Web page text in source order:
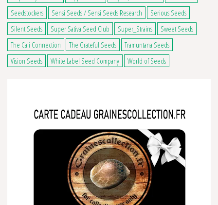
Seedstockers
Sensi Seeds / Sensi Seeds Research
Serious Seeds
Silent Seeds
Super Sativa Seed Club Super_Strains
Sweet Seeds
The Cali Connection
The Grateful Seeds
Tramuntana Seeds
Vision Seeds
White Label Seed Company World of Seeds